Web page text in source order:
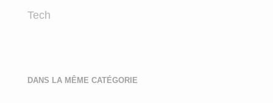
Tech
DANS LA MÊME CATÉGORIE